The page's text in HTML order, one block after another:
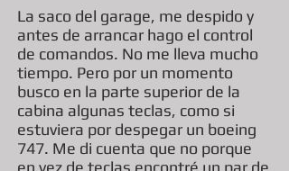
La saco del garage, me despido y
antes de arrancar hago el control
de comandos. No me lleva mucho
tiempo. Pero por un momento
busco en la parte superior de la
cabina algunas teclas, como si
estuviera por despegar un boeing
747. Me di cuenta que no porque
en vez de teclas encontré un par de